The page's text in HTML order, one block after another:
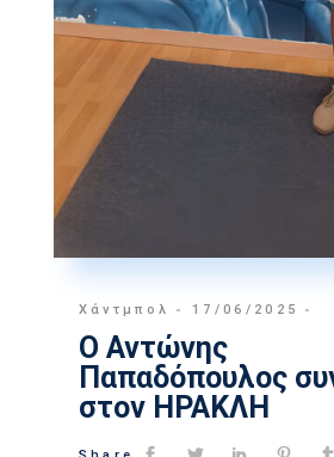
Χάντμπολ 17/06/2025
O Αντώνης
Παπαδόπουλος
στον ΗΡΑΚΛΗ